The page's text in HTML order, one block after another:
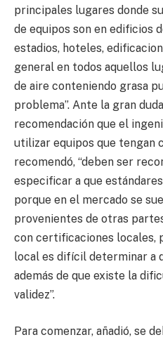
principales lugares donde
de equipos son en edificios
estadios, hoteles,
general en todos aquellos
de aire conteniendo grasa
problema”. Ante la gran
recomendación que el
utilizar equipos que tengan
recomendó, “deben ser
especificar a que
porque en el mercado se
provenientes de otras
con certificaciones locales,
local es difícil determinar a
además de que existe la
validez”.
Para comenzar, añadió, se